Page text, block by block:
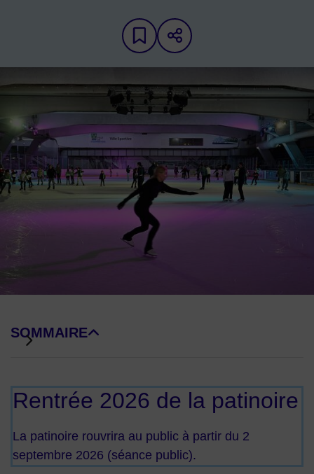
Ajouter aux favoris
Partager sur les
SOMMAIRE
DE BLOCS DE PAGE
Rentrée 2026 de la patinoire
La patinoire rouvrira au public à partir du 2
septembre 2026 (séance public).